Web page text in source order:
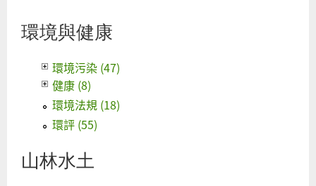
環境與健康
環境污染 (47)
健康 (8)
環境法規 (18)
環評 (55)
山林水土